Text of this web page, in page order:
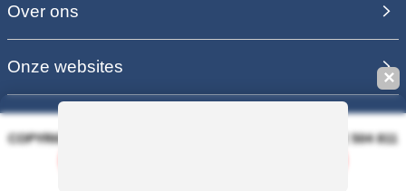
Over ons
Onze websites
COPYRIGHT 2006 - 2025 - EQUIRODI SAS - R.C.S. DOLE 504 811
✕